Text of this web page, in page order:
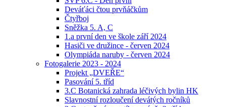
Deváťáci čtou prvňáčkům
Čtyřboj
Sněžka 5. A, C
1.a první den ve škole září 2024
Hasiči ve družince - červen 2024
Olympiáda naruby - červen 2024
Fotogalerie 2023 - 2024
Projekt „DVEŘE“
Pasování 5. tříd
3.C Botanická zahrada léčivých bylin HK
Slavnostní rozloučení devátých ročníků